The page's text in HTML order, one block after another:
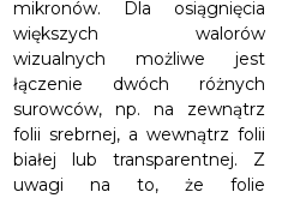
mikronów. Dla osiągnięcia
większych walorów
wizualnych możliwe jest
łączenie dwóch różnych
surowców, np. na zewnątrz
folii srebrnej, a wewnątrz folii
białej lub transparentnej. Z
uwagi na to, że folie